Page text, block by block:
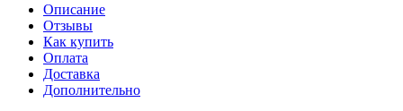
Описание
Отзывы
Как купить
Оплата
Доставка
Дополнительно